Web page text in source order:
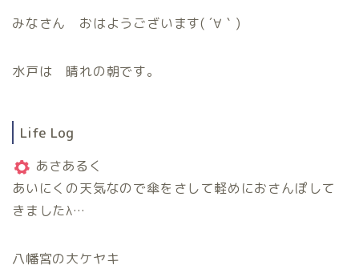
みなさん おはようございます( ´∀｀)
水戸は 晴れの朝です。
Life Log
あさあるく
あいにくの天気なので傘をさして軽めにおさんぽして
きましたλ…
八幡宮の大ケヤキ